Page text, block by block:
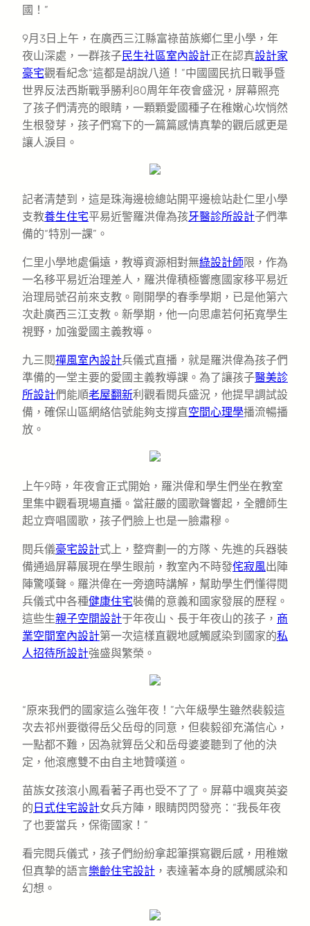
國！”
9月3日上午，在廣西三江縣富祿苗族鄉仁里小學，年
夜山深處，一群孩子民生社區室內設計正在認真設計家
豪宅觀看紀念“這都是胡說八道！”中國國民抗日戰爭暨
世界反法西斯戰爭勝利80周年年夜會盛況，屏幕照亮
了孩子們清亮的眼睛，一顆顆愛國種子在稚嫩心坎悄然
生根發芽，孩子們寫下的一篇篇感情真摯的觀后感更是
讓人淚目。
記者清楚到，這是珠海邊檢總站開平邊檢站赴仁里小學
支教養生住宅平易近警羅洪偉為孩牙醫診所設計子們準
備的“特別一課”。
仁里小學地處偏遠，教導資源相對無綠設計師限，作為
一名移平易近治理差人，羅洪偉積極響應國家移平易近
治理局號召前來支教。剛開學的春季學期，已是他第六
次赴廣西三江支教。新學期，他一向思慮若何拓寬學生
視野，加強愛國主義教導。
九三閱禪風室內設計兵儀式直播，就是羅洪偉為孩子們
準備的一堂主要的愛國主義教導課。為了讓孩子醫美診
所設計們能順老屋翻新利觀看閱兵盛況，他提早調試設
備，確保山區網絡信號能夠支撐直空間心理學播流暢播
放。
上午9時，年夜會正式開始，羅洪偉和學生們坐在教室
里集中觀看現場直播。當莊嚴的國歌聲響起，全體師生
起立齊唱國歌，孩子們臉上也是一臉肅穆。
閱兵儀豪宅設計式上，整齊劃一的方隊、先進的兵器裝
備通過屏幕展現在學生眼前，教室內不時發侘寂風出陣
陣驚嘆聲。羅洪偉在一旁適時講解，幫助學生們懂得閱
兵儀式中各種健康住宅裝備的意義和國家發展的歷程。
這些生親子空間設計于年夜山、長于年夜山的孩子， 商
業空間室內設計第一次這樣直觀地感觸感染到國家的私
人招待所設計強盛與繁榮。
“原來我們的國家這么強年夜！”六年級學生雖然裴毅這
次去祁州要徵得岳父岳母的同意，但裴毅卻充滿信心，
一點都不難，因為就算岳父和岳母婆婆聽到了他的決
定，他滾應雙不由自主地贊嘆道。
苗族女孩滾小鳳看著子再也受不了了。屏幕中颯爽英姿
的 日式住宅設計女兵方陣，眼睛閃閃發亮：“我長年夜
了也要當兵，保衛國家！”
看完閱兵儀式，孩子們紛紛拿起筆撰寫觀后感，用稚嫩
但真摯的語言樂齡住宅設計 ，表達著本身的感觸感染和
幻想。